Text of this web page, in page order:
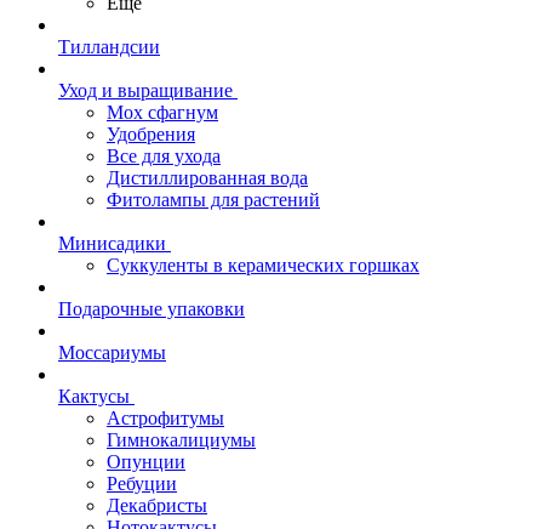
Тилландсии
Уход и выращивание
Мох сфагнум
Удобрения
Все для ухода
Дистиллированная вода
Фитолампы для растений
Минисадики
Суккуленты в керамических горшках
Подарочные упаковки
Моссариумы
Кактусы
Астрофитумы
Гимнокалициумы
Опунции
Ребуции
Декабристы